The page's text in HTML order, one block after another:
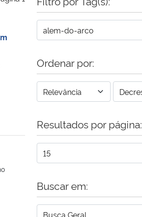
Ordenar por:
Resultados por página:
Buscar em: